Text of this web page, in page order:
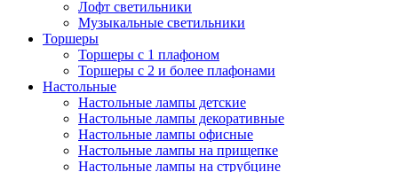
Лофт светильники
Музыкальные светильники
Торшеры
Торшеры с 1 плафоном
Торшеры с 2 и более плафонами
Настольные
Настольные лампы детские
Настольные лампы декоративные
Настольные лампы офисные
Настольные лампы на прищепке
Настольные лампы на струбцине